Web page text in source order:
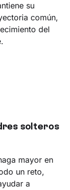
su
común,
del
solteros
mayor en
un reto,
a